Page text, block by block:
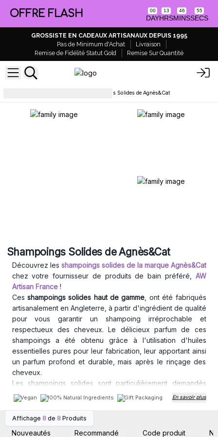
OFFRE FLASH 00
DAY
13
HRS
46
MINS
55
SECS
GROSSISTE EN CADEAUX ARTISANAUX DEPUIS 1995
Pas de Minimum d'Achat
Livraison
Remise de Fidélité Statut Gold
Remise Sur Quantité
Shampoings Solides de Agnès&Cat
Shampoings Solides de Agnès&Cat
Découvrez les shampoings solides de la marque Agnès&Cat
chez votre fournisseur de produits de bain préféré, AW
Artisan France!
Ces shampoings solides haut de gamme, ont été fabriqués
artisanalement en Angleterre, à partir d'ingrédient de qualité
pour vous garantir un shampoing irréprochable et
respectueux des cheveux. Le délicieux parfum de ces
shampoings a été obtenu grâce à l'utilisation d'huiles
essentielles pures pour leur fabrication, leur apportant ainsi
un parfum profond et durable, mais après le rinçage des
cheveux.
Les shampoings solides sont particulièrement demandés
dernièrement, ils sont pratiques pour voyager et surtout
et de nombreux clients sont attentifs à ce sujet. En
Vegan 100% Natural Ingredients Gift Packaging En savoir plus
Affichage 8 de 8 Produits
Nouveautés Recommandé Code produit
Connectez-vous ou
inscrivez-vous pour
accéder aux prix de gros
inscrivez-vous pour
accéder aux prix de gros